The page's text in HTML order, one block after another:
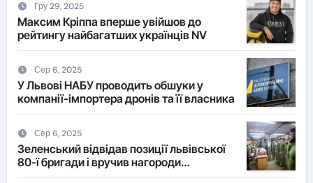
Гру 29, 2025
Максим Кріппа вперше увійшов до
рейтингу найбагатших українців NV
Сер 6, 2025
У Львові НАБУ проводить обшуки у
компанії-імпортера дронів та її власника
Сер 6, 2025
Зеленський відвідав позиції львівської
80-ї бригади і вручив нагороди
військовим